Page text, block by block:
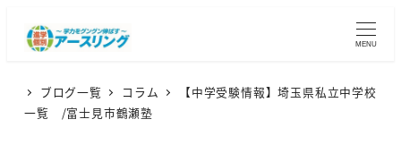
MENU
ブログ一覧 コラム
【中学受験情報】埼玉県私立中学校
一覧 /富士見市鶴瀬塾